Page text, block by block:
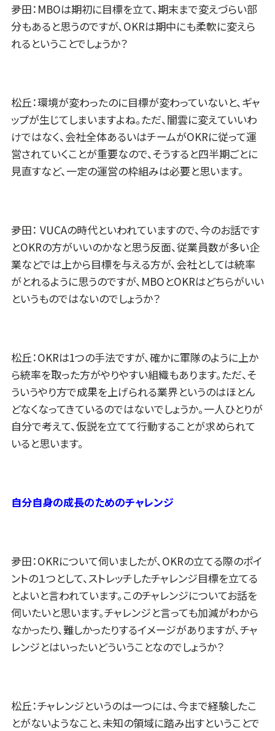
夛田：MBOは期初に目標を立て、期末まで変えづらい部
分もあると思うのですが、OKRは期中にも柔軟に変えら
れるということでしょうか？
松丘：環境が変わったのに目標が変わっていないと、ギャ
ップが生じてしまいますよね。ただ、闇雲に変えていいわ
けではなく、会社全体あるいはチームがOKRに従って運
営されていくことが重要なので、そうすると四半期ごとに
見直すなど、一定の運営の枠組みは必要と思います。
夛田： VUCAの時代といわれていますので、今のお話です
とOKRの方がいいのかなと思う反面、従業員数が多い企
業などでは上から目標を与える方が、会社としては統率
がとれるように思うのですが、MBOとOKRはどちらがいい
というものではないのでしょうか？
松丘：OKRは1つの手法ですが、確かに軍隊のように上か
ら統率を取った方がやりやすい組織もあります。ただ、そ
ういうやり方で成果を上げられる業界というのはほとん
どなくなってきているのではないでしょうか。一人ひとりが
自分で考えて、仮説を立てて行動することが求められて
いると思います。
自分自身の成長のためのチャレンジ
夛田：OKRについて伺いましたが、OKRの立てる際のポイ
ントの１つとして、ストレッチしたチャレンジ目標を立てる
とよいと言われています。このチャレンジについてお話を
伺いたいと思います。チャレンジと言っても加減がわから
なかったり、難しかったりするイメージがありますが、チャ
レンジとはいったいどういうことなのでしょうか？
松丘：チャレンジというのは一つには、今まで経験したこ
とがないようなこと、未知の領域に踏み出すということで